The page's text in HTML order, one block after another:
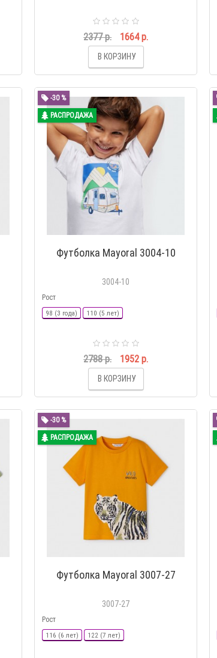
2377 р. 1664 р.
В КОРЗИНУ
-30 %
РАСПРОДАЖА
Футболка Mayoral 3004-10
3004-10
Рост
98 (3 года) 110 (5 лет)
2788 р. 1952 р.
В КОРЗИНУ
-30 %
РАСПРОДАЖА
Футболка Mayoral 3007-27
3007-27
Рост
116 (6 лет) 122 (7 лет)